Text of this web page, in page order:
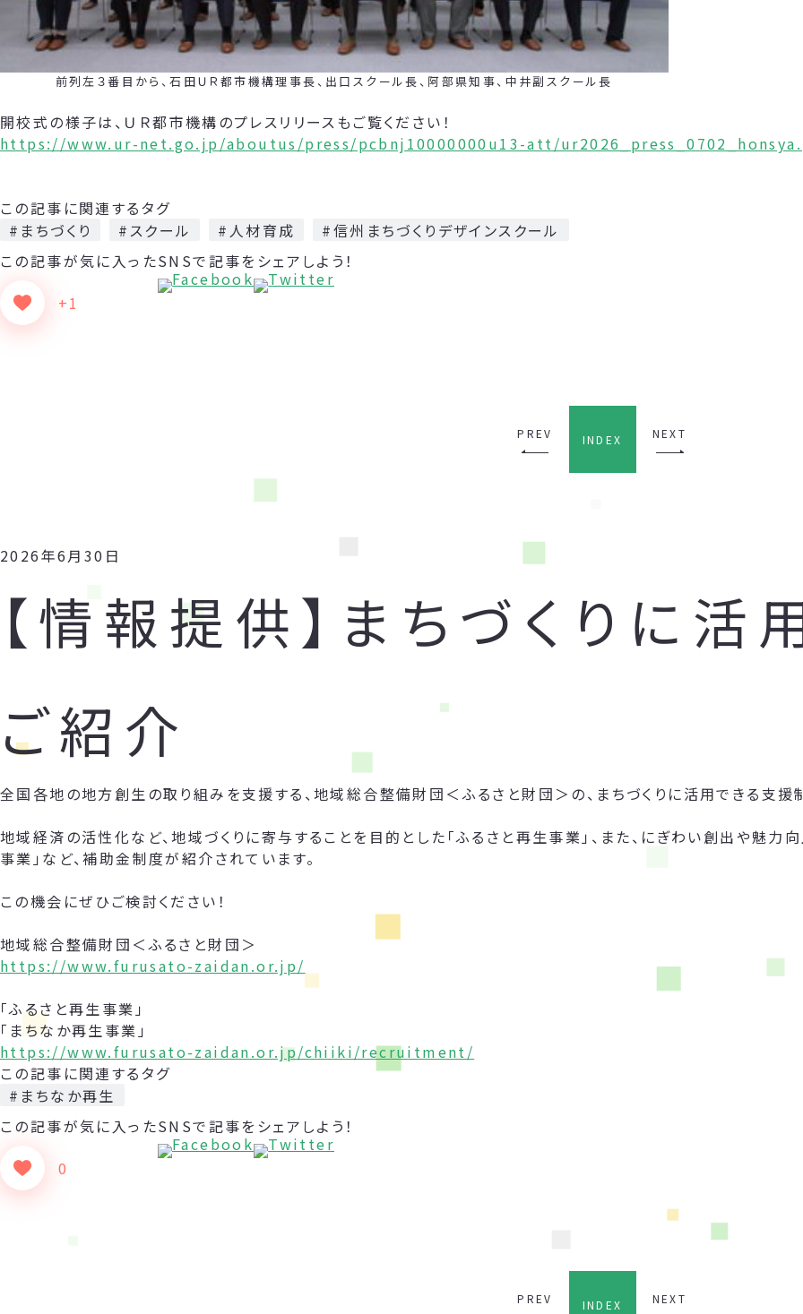
前列左３番目から、石田ＵＲ都市機構理事長、出口スクール長、阿部県知事、中井副スクール長
開校式の様子は、ＵＲ都市機構のプレスリリースもご覧ください！
https://www.ur-net.go.jp/aboutus/press/pcbnj10000000u13-att/
この記事に関連するタグ
#まちづくり
#スクール #人材育成
#信州まちづくりデザインスクール
この記事が気に入った
+1
SNSで記事をシェアしよう！
PREV INDEX NEXT
2026年6月30日
【情報提供】まちづくりに活
ご紹介
全国各地の地方創生の取り組みを支援する、地域総合整備財団＜ふるさと財団＞の、まちづくりに活用できる支援
地域経済の活性化など、地域づくりに寄与することを目的とした「ふるさと再生事業」、また、にぎわい創出や魅
事業」など、補助金制度が紹介されています。
この機会にぜひご検討ください！
地域総合整備財団＜ふるさと財団＞
https://www.furusato-zaidan.or.jp/
「ふるさと再生事業」
「まちなか再生事業」
https://www.furusato-zaidan.or.jp/chiiki/recruitment/
この記事に関連するタグ
#まちなか再生
この記事が気に入った
0
SNSで記事をシェアしよう！
PREV INDEX NEXT